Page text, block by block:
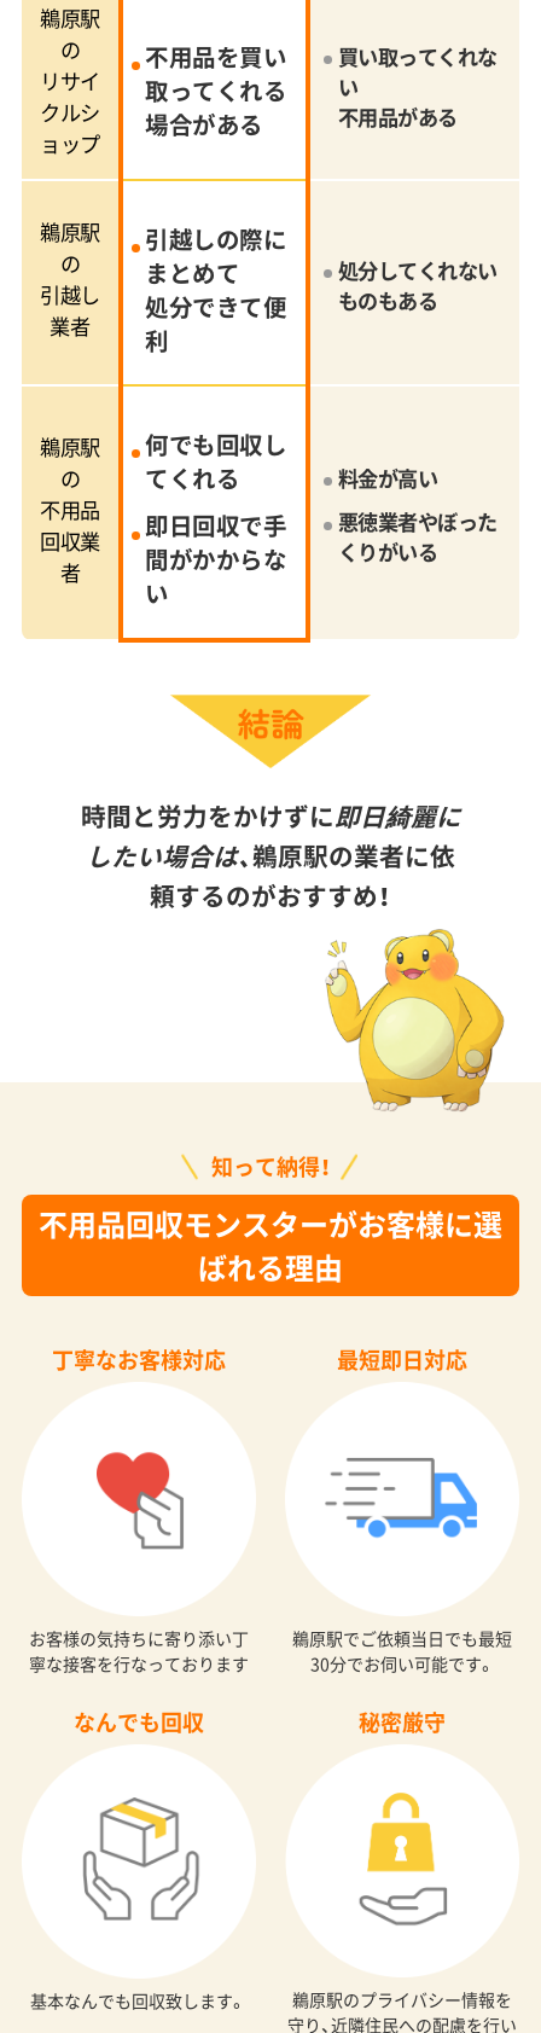
鵜原駅
の
リサイ
クルシ
ョップ
不用品を買い
取ってくれる
場合がある
買い取ってくれな
い
不用品がある
鵜原駅
の
引越し
業者
引越しの際に
まとめて
処分できて便
利
処分してくれない
ものもある
鵜原駅
の
不用品
回収業
者
何でも回収し
てくれる
即日回収で手
間がかからな
い
料金が高い
悪徳業者やぼった
くりがいる
時間と労力をかけずに即日綺麗に
したい場合は、鵜原駅の業者に依
頼するのがおすすめ！
知って納得！
不用品回収モンスターがお客様に選
ばれる理由
丁寧なお客様対応
お客様の気持ちに寄り添い丁
寧な接客を行なっております
最短即日対応
鵜原駅でご依頼当日でも最短
30分でお伺い可能です。
なんでも回収
基本なんでも回収致します。
秘密厳守
鵜原駅のプライバシー情報を
守り、近隣住民への配慮を行い